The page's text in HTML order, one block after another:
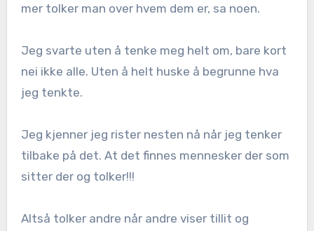
mer tolker man over hvem dem er, sa noen.
Jeg svarte uten å tenke meg helt om, bare kort
nei ikke alle. Uten å helt huske å begrunne hva
jeg tenkte.
Jeg kjenner jeg rister nesten nå når jeg tenker
tilbake på det. At det finnes mennesker der som
sitter der og tolker!!!
Altså tolker andre når andre viser tillit og